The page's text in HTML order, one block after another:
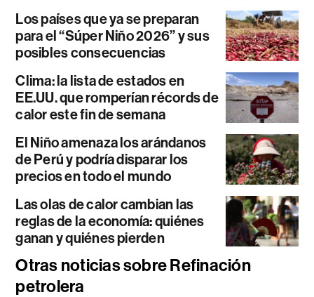
Los países que ya se preparan
para el “Súper Niño 2026” y sus
posibles consecuencias
Clima: la lista de estados en
EE.UU. que romperían récords de
calor este fin de semana
El Niño amenaza los arándanos
de Perú y podría disparar los
precios en todo el mundo
Las olas de calor cambian las
reglas de la economía: quiénes
ganan y quiénes pierden
Otras noticias sobre Refinación
petrolera